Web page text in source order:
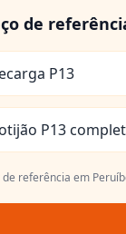
de
P13
P13
de referência em